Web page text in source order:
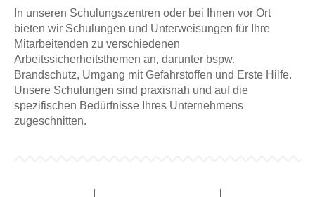
In unseren Schulungszentren oder bei Ihnen vor Ort
bieten wir Schulungen und Unterweisungen für Ihre
Mitarbeitenden zu verschiedenen
Arbeitssicherheitsthemen an, darunter bspw.
Brandschutz, Umgang mit Gefahrstoffen und Erste Hilfe.
Unsere Schulungen sind praxisnah und auf die
spezifischen Bedürfnisse Ihres Unternehmens
zugeschnitten.